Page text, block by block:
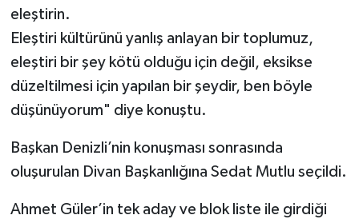
eleştirin.
Eleştiri kültürünü yanlış anlayan bir toplumuz,
eleştiri bir şey kötü olduğu için değil, eksikse
düzeltilmesi için yapılan bir şeydir, ben böyle
düşünüyorum" diye konuştu.
Başkan Denizli’nin konuşması sonrasında
oluşurulan Divan Başkanlığına Sedat Mutlu seçildi.
Ahmet Güler’in tek aday ve blok liste ile girdiği